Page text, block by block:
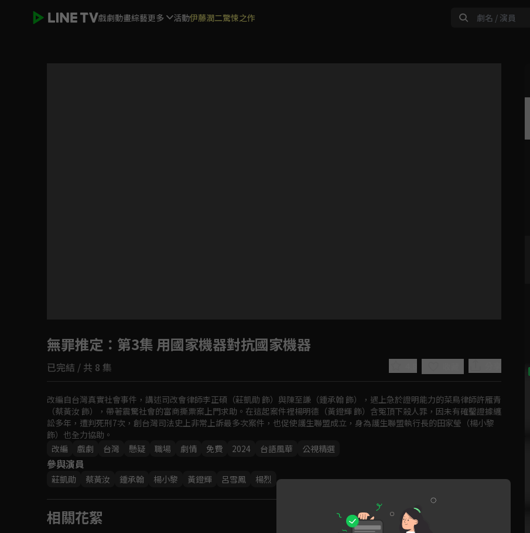
戲劇動畫綜藝更多 活動伊藤潤二驚悚之作
Play
Video
如有不便請見諒
無罪推定 ：第3集 用國家機器對抗國家機器
已完結 / 共 8 集
改編自台灣真實社會事件，講述司改會律師李正碩（莊凱勛 飾）與陳至謙（鍾承翰 飾），遇上急於證明能力的菜鳥律師許雁青
（蔡黃汝 飾），帶著震驚社會的富商撕票案上門求助。在這起案件裡楊明德（黃鐙輝 飾）含冤頂下殺人罪，因未有確鑿證據纏
訟多年，遭判死刑7次，創台灣司法史上非常上訴最多次案件，也促使護生聯盟成立，身為護生聯盟執行長的田家瑩（楊小黎
飾）也全力協助。
改編
戲劇 台灣 懸疑 職場 劇情 免費 2024 台語風華 公視精選
參與演員
莊凱勛 蔡黃汝 鍾承翰 楊小黎 黃鐙輝 呂雪鳳 楊烈
相關花絮